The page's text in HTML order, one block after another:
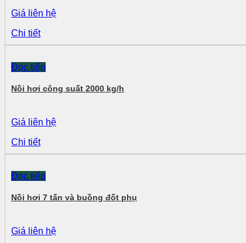
Giá liên hệ
Chi tiết
Đọc tiếp
Nồi hơi công suất 2000 kg/h
Giá liên hệ
Chi tiết
Đọc tiếp
Nồi hơi 7 tấn và buồng đốt phụ
Giá liên hệ